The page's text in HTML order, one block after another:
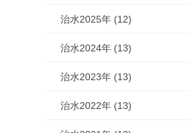
治水2025年 (12)
治水2024年 (13)
治水2023年 (13)
治水2022年 (13)